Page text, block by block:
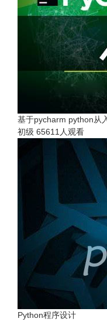
基于pycharm python从
初级 65611人观看
Python程序设计